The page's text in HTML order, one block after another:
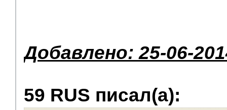
Добавлено: 25-06-
59 RUS писал(а):